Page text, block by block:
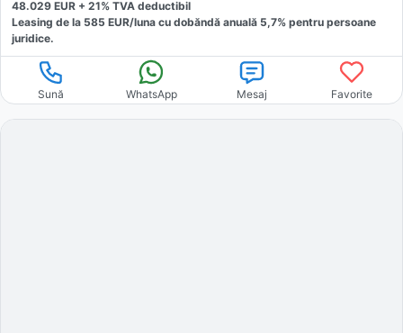
48.029 EUR + 21% TVA deductibil
Leasing de la 585 EUR/luna cu dobăndă anuală 5,7% pentru persoane
juridice.
Sună WhatsApp Mesaj Favorite